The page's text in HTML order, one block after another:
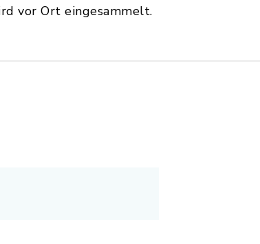
vor Ort eingesammelt.